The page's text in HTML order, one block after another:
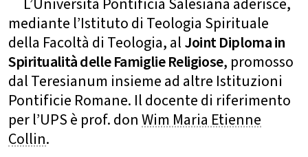
mediante l’Istituto di Teologia Spirituale
della Facoltà di Teologia, alJoint Diploma in
Spiritualità delle Famiglie Religiose, promosso
dal Teresianum insieme ad altre Istituzioni
Pontificie Romane. Il docente di riferimento
per l’UPS è prof. donWim Maria Etienne
Collin.